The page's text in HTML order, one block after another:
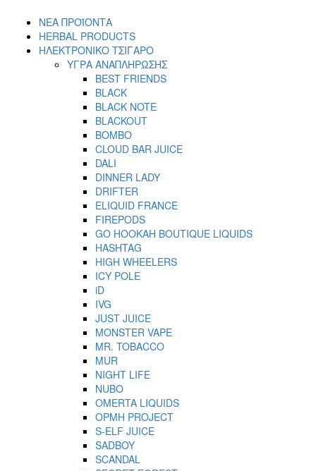
ΝΕΑ ΠΡΟΪΟΝΤΑ
HERBAL PRODUCTS
ΗΛΕΚΤΡΟΝΙΚΟ ΤΣΙΓΑΡΟ
ΥΓΡΑ ΑΝΑΠΛΗΡΩΣΗΣ
BEST FRIENDS
BLACK
BLACK NOTE
BLACKOUT
BOMBO
CLOUD BAR JUICE
DALI
DINNER LADY
DRIFTER
ELIQUID FRANCE
FIREPODS
GO HOOKAH BOUTIQUE LIQUIDS
HASHTAG
HIGH WHEELERS
ICY POLE
iD
IVG
JUST JUICE
MONSTER VAPE
MR. TOBACCO
MUR
NIGHT LIFE
NUBO
OMERTA LIQUIDS
OPMH PROJECT
S-ELF JUICE
SADBOY
SCANDAL